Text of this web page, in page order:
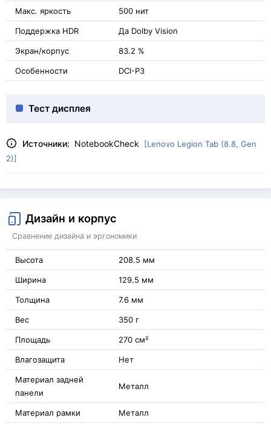
Макс. яркость 500 нит
Поддержка HDR Да Dolby Vision
Экран/корпус 83.2 %
Особенности DCI-P3
Тест дисплея
Источники: NotebookCheck
[Lenovo Legion Tab (8.8, Gen
2)]
Дизайн и корпус
Сравнение дизайна и эргономики
Высота 208.5 мм
Ширина 129.5 мм
Толщина 7.6 мм
Вес 350 г
Площадь 270 см²
Влагозащита Нет
Материал задней
панели
Металл
Материал рамки Металл